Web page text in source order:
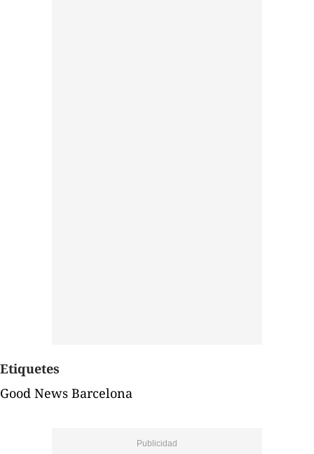
Etiquetes
Good News Barcelona